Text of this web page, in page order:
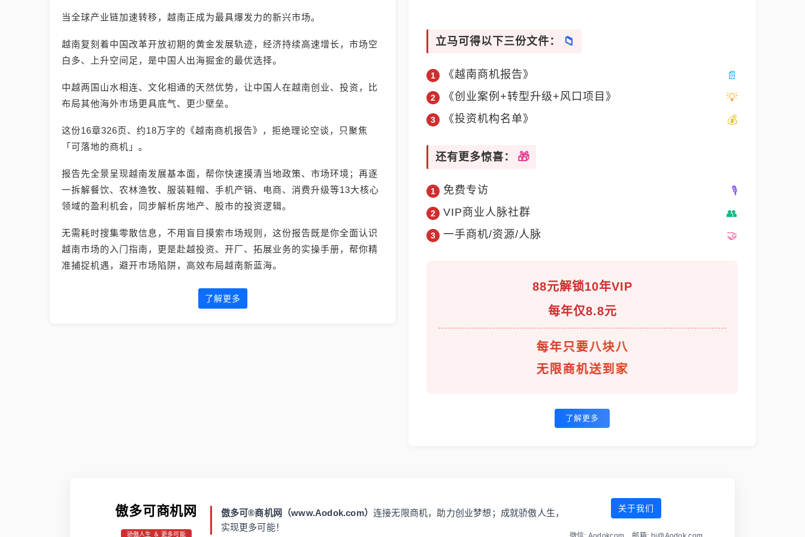
当全球产业链加速转移，越南正成为最具爆发力的新兴市场。
越南复刻着中国改革开放初期的黄金发展轨迹，经济持续高速增长，市场空
白多、上升空间足，是中国人出海掘金的最优选择。
中越两国山水相连、文化相通的天然优势，让中国人在越南创业、投资，比
布局其他海外市场更具底气、更少壁垒。
这份16章326页、约18万字的《越南商机报告》，拒绝理论空谈，只聚焦
「可落地的商机」。
报告先全景呈现越南发展基本面，帮你快速摸清当地政策、市场环境；再逐
一拆解餐饮、农林渔牧、服装鞋帽、手机产销、电商、消费升级等13大核心
领域的盈利机会，同步解析房地产、股市的投资逻辑。
无需耗时搜集零散信息，不用盲目摸索市场规则，这份报告既是你全面认识
越南市场的入门指南，更是赴越投资、开厂、拓展业务的实操手册，帮你精
准捕捉机遇，避开市场陷阱，高效布局越南新蓝海。
了解更多
立马可得以下三份文件：
《越南商机报告》
《创业案例+转型升级+风口项目》
《投资机构名单》
还有更多惊喜：
免费专访
VIP商业人脉社群
一手商机/资源/人脉
88元解锁10年VIP
每年仅8.8元
每年只要八块八
无限商机送到家
了解更多
傲多可商机网
骄傲人生 ＆ 更多可能
傲多可®商机网（www.Aodok.com）连接无限商机，助力创业梦想；成就骄傲人生，
实现更多可能！
关于我们